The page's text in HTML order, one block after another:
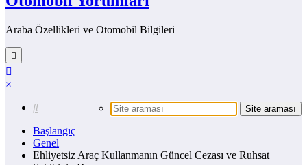
Araba Özellikleri ve Otomobil Bilgileri
×
Başlangıç
Genel
Ehliyetsiz Araç Kullanmanın Güncel Cezası ve Ruhsat